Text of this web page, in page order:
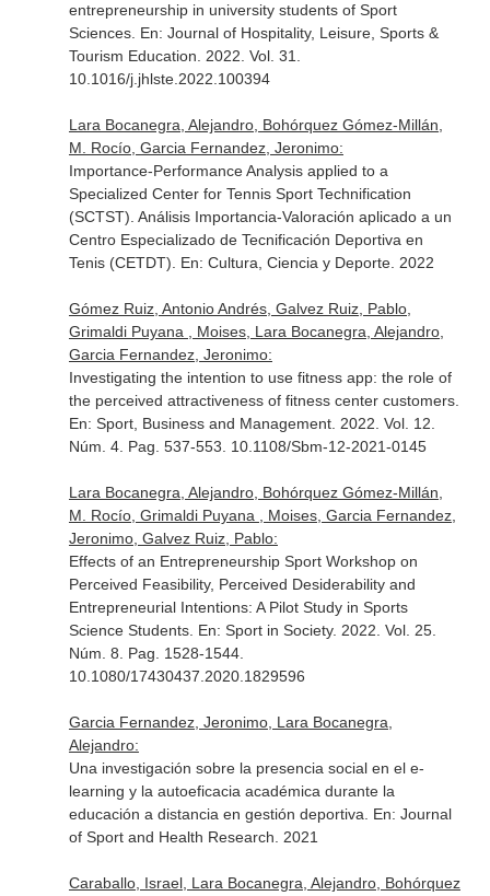
entrepreneurship in university students of Sport
Sciences. En: Journal of Hospitality, Leisure, Sports &
Tourism Education . 2022. Vol. 31.
10.1016/j.jhlste.2022.100394
Lara Bocanegra, Alejandro, Bohórquez Gómez-Millán,
M. Rocío, Garcia Fernandez, Jeronimo:
Importance-Performance Analysis applied to a
Specialized Center for Tennis Sport Technification
(SCTST). Análisis Importancia-Valoración aplicado a un
Centro Especializado de Tecnificación Deportiva en
Tenis (CETDT). En: Cultura, Ciencia y Deporte. 2022
Gómez Ruiz, Antonio Andrés, Galvez Ruiz, Pablo,
Grimaldi Puyana , Moises, Lara Bocanegra, Alejandro,
Garcia Fernandez, Jeronimo:
Investigating the intention to use fitness app: the role of
the perceived attractiveness of fitness center customers.
En: Sport, Business and Management. 2022. Vol. 12.
Núm. 4. Pag. 537-553. 10.1108/Sbm-12-2021-0145
Lara Bocanegra, Alejandro, Bohórquez Gómez-Millán,
M. Rocío, Grimaldi Puyana , Moises, Garcia Fernandez,
Jeronimo, Galvez Ruiz, Pablo:
Effects of an Entrepreneurship Sport Workshop on
Perceived Feasibility, Perceived Desiderability and
Entrepreneurial Intentions: A Pilot Study in Sports
Science Students. En: Sport in Society. 2022. Vol. 25.
Núm. 8. Pag. 1528-1544.
10.1080/17430437.2020.1829596
Garcia Fernandez, Jeronimo, Lara Bocanegra,
Alejandro:
Una investigación sobre la presencia social en el e-
learning y la autoeficacia académica durante la
educación a distancia en gestión deportiva. En: Journal
of Sport and Health Research . 2021
Caraballo, Israel, Lara Bocanegra, Alejandro, Bohórquez